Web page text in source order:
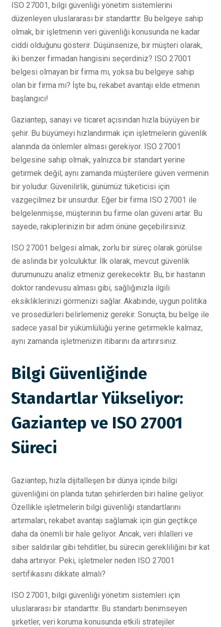
ISO 27001, bilgi güvenliği yönetim sistemlerini
düzenleyen uluslararası bir standarttır. Bu belgeye sahip
olmak, bir işletmenin veri güvenliği konusunda ne kadar
ciddi olduğunu gösterir. Düşünsenize, bir müşteri olarak,
iki benzer firmadan hangisini seçerdiniz? ISO 27001
belgesi olmayan bir firma mı, yoksa bu belgeye sahip
olan bir firma mı? İşte bu, rekabet avantajı elde etmenin
başlangıcı!
Gaziantep, sanayi ve ticaret açısından hızla büyüyen bir
şehir. Bu büyümeyi hızlandırmak için işletmelerin güvenlik
alanında da önlemler alması gerekiyor. ISO 27001
belgesine sahip olmak, yalnızca bir standart yerine
getirmek değil; aynı zamanda müşterilere güven vermenin
bir yoludur. Güvenilirlik, günümüz tüketicisi için
vazgeçilmez bir unsurdur. Eğer bir firma ISO 27001 ile
belgelenmişse, müşterinin bu firme olan güveni artar. Bu
sayede, rakiplerinizin bir adım önüne geçebilirsiniz.
ISO 27001 belgesi almak, zorlu bir süreç olarak görülse
de aslında bir yolculuktur. İlk olarak, mevcut güvenlik
durumunuzu analiz etmeniz gerekecektir. Bu, bir hastanın
doktor randevusu alması gibi, sağlığınızla ilgili
eksikliklerinizi görmenizi sağlar. Akabinde, uygun politika
ve prosedürleri belirlemeniz gerekir. Sonuçta, bu belge ile
sadece yasal bir yükümlülüğü yerine getirmekle kalmaz,
aynı zamanda işletmenizin itibarını da artırırsınız.
Bilgi Güvenliğinde
Standartlar Yükseliyor:
Gaziantep ve ISO 27001
Süreci
Gaziantep, hızla dijitalleşen bir dünya içinde bilgi
güvenliğini ön planda tutan şehirlerden biri haline geliyor.
Özellikle işletmelerin bilgi güvenliği standartlarını
artırmaları, rekabet avantajı sağlamak için gün geçtikçe
daha da önemli bir hale geliyor. Ancak, veri ihlalleri ve
siber saldırılar gibi tehditler, bu sürecin gerekliliğini bir kat
daha artırıyor. Peki, işletmeler neden ISO 27001
sertifikasını dikkate almalı?
ISO 27001, bilgi güvenliği yönetim sistemleri için
uluslararası bir standarttır. Bu standartı benimseyen
şirketler, veri koruma konusunda etkili stratejiler